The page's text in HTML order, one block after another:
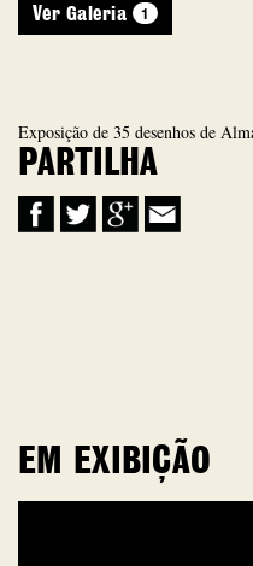
Ver Galeria 1
Exposição de 35 desenhos de
PARTILHA
EM EXIBIÇÃO